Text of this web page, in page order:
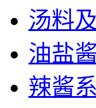
汤料
油盐
辣酱